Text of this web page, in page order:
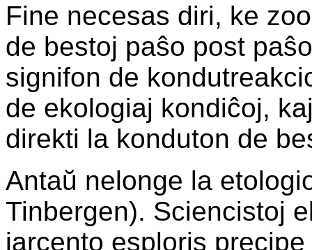
Fine necesas diri, ke
de bestoj paŝo post
signifon de
de ekologiaj kondiĉoj,
direkti la konduton de
Antaŭ nelonge la
Tinbergen). Sciencistoj
jarcento esploris